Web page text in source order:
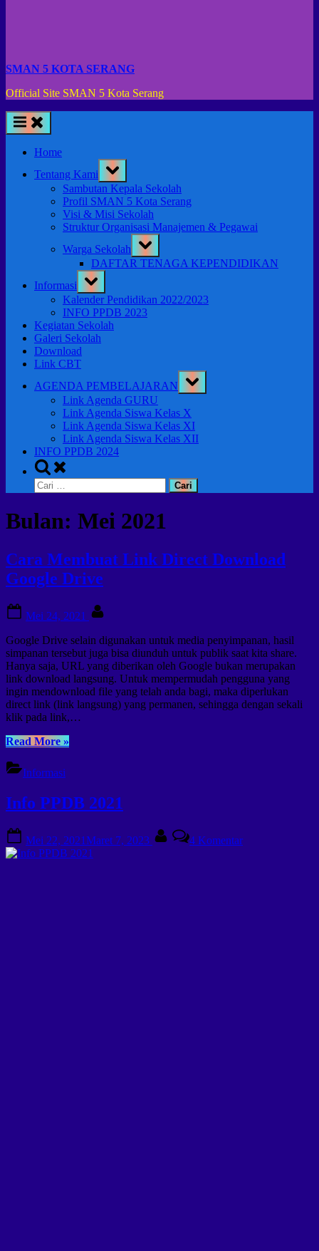
SMAN 5 KOTA SERANG
Official Site SMAN 5 Kota Serang
Home
Tentang Kami
Toggle
sub-
menu
Sambutan Kepala Sekolah
Profil SMAN 5 Kota Serang
Visi & Misi Sekolah
Struktur Organisasi Manajemen & Pegawai
Warga Sekolah
Toggle
sub-
menu
DAFTAR TENAGA KEPENDIDIKAN
Informasi
Toggle
sub-
menu
Kalender Pendidikan 2022/2023
INFO PPDB 2023
Kegiatan Sekolah
Galeri Sekolah
Download
Link CBT
AGENDA PEMBELAJARAN
Toggle
sub-
Link Agenda GURU
Link Agenda Siswa Kelas X
Link Agenda Siswa Kelas XI
Link Agenda Siswa Kelas XII
INFO PPDB 2024
Toggle
search
form
Cari
untuk:
Bulan: Mei 2021
Cara Membuat Link Direct Download
Google Drive
on
Mei 24, 2021
Google Drive selain digunakan untuk media penyimpanan, hasil
simpanan tersebut juga bisa diunduh untuk publik saat kita share.
Hanya saja, URL yang diberikan oleh Google bukan merupakan
link download langsung. Untuk mempermudah pengguna yang
ingin mendownload file yang telah anda bagi, maka diperlukan
direct link (link langsung) yang permanen, sehingga dengan sekali
klik pada link,…
Read More“Cara
Link
Direct
Google
»
Informasi
Info PPDB 2021
on
Mei 22, 2021Maret 7, 2023
By
4 KomentarInfo